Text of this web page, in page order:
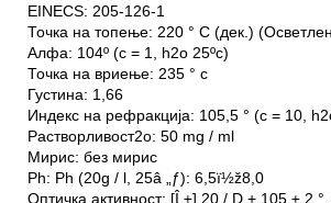
EINECS: 205-126-1
Точка на топење: 220 ° C (дек.)
Алфа: 104º (c = 1, h2o 25ºc)
Точка на вриење: 235 ° c
Густина: 1,66
Индекс на рефракција: 105,5 ° (c = 10,
Растворливост2o: 50 mg / ml
Мирис: без мирис
Ph: Ph (20g / l, 25â „ƒ): 6,5ï½ž8,0
Оптичка активност: [Î ±] 20 / D + 105 ± 2